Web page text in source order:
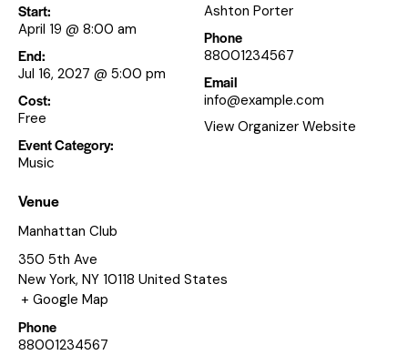
Start:
April 19 @ 8:00 am
End:
Jul 16, 2027 @ 5:00 pm
Cost:
Free
Event Category:
Music
Ashton Porter
Phone
88001234567
Email
info@example.com
View Organizer Website
Venue
Manhattan Club
350 5th Ave
New York, NY 10118 United States
+ Google Map
Phone
88001234567